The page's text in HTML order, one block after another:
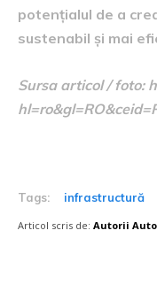
potențialul de a
sustenabil și mai
Sursa articol / foto:
Tags: infrastructură
Articol scris de: Autorii